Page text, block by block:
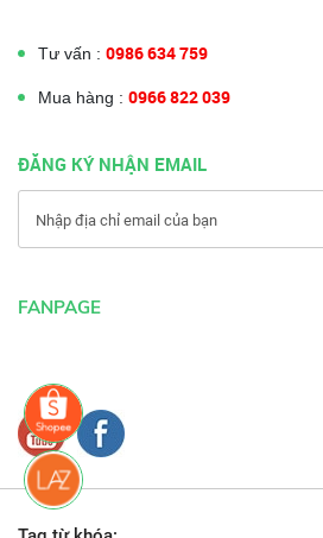
Tư vấn : 0986 634 759
Mua hàng : 0966 822 039
ĐĂNG KÝ NHẬN EMAIL
FANPAGE